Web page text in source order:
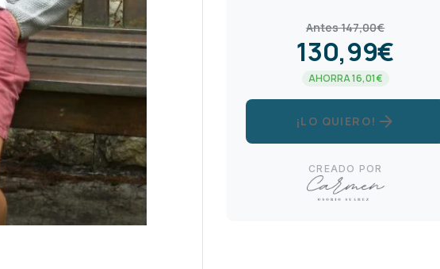
Antes 147,00€
130,99€
AHORRA 16,01€
¡LO QUIERO! arrow_forward
CREADO POR